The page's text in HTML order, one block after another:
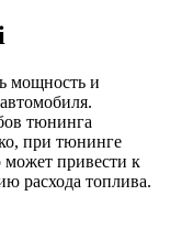
мощность и
тюнинга
при тюнинге
может привести к
расхода топлива.